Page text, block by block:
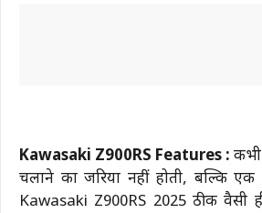
Kawasaki Z900RS Features :
चलाने का जरिया नहीं होती, बल्कि
Kawasaki Z900RS 2025 ठीक